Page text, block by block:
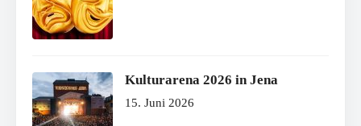
Kulturarena 2026 in Jena
15. Juni 2026